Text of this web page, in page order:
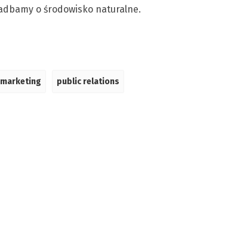
o środowisko naturalne.
marketing public relations